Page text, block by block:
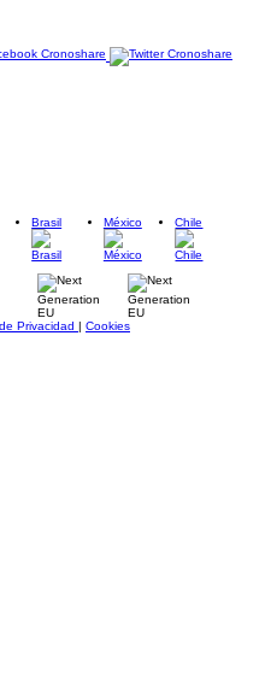
Brasil México Chile
Privacidad | Cookies